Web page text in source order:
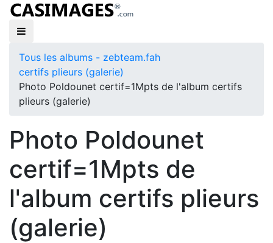
Tous les albums - zebteam.fah
certifs plieurs (galerie)
Photo Poldounet certif=1Mpts de l'album certifs
plieurs (galerie)
Photo Poldounet
certif=1Mpts de
l'album certifs plieurs
(galerie)